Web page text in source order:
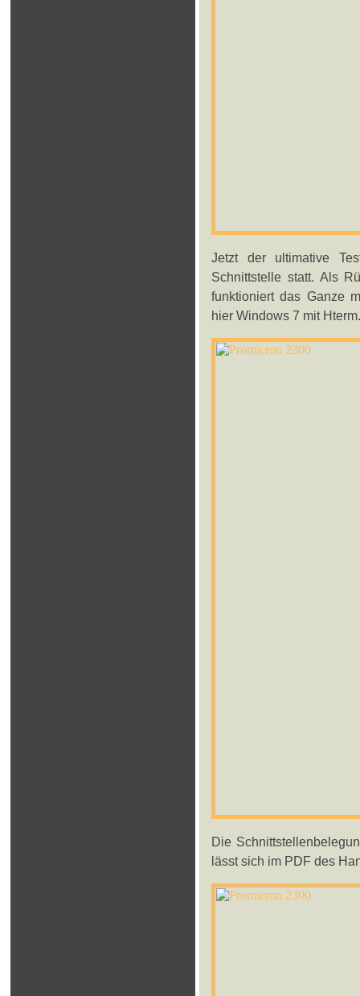
Jetzt der ultimative
Schnittstelle statt. Als
funktioniert das Ganze
hier Windows 7 mit
Die
lässt sich im PDF des